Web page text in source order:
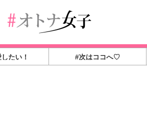
たい！ #次はココへ♡